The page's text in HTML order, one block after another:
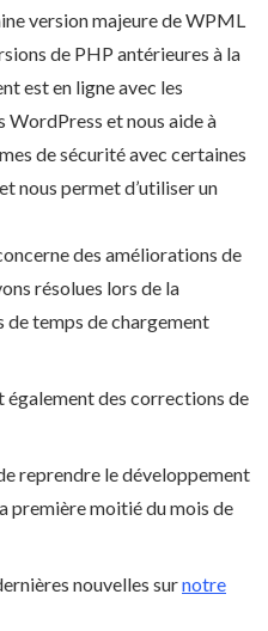
version majeure de WPML
de PHP antérieures à la
est en ligne avec les
WordPress et nous aide à
de sécurité avec certaines
nous permet d’utiliser un
des améliorations de
résolues lors de la
temps de chargement
également des corrections de
reprendre le développement
première moitié du mois de
nouvelles surnotre